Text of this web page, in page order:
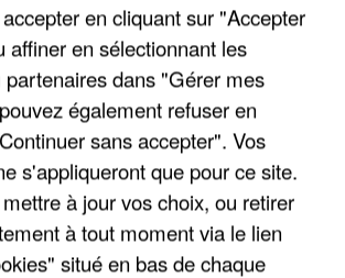
CES CANICULES, LES REFUGES
SONT...
en cliquant sur "Accepter
affiner en sélectionnant les
partenaires dans "Gérer mes
également refuser en
sans accepter". Vos
s'appliqueront que pour ce site.
à jour vos choix, ou retirer
à tout moment via le lien
situé en bas de chaque